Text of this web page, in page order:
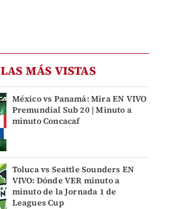
LAS MÁS VISTAS
México vs Panamá: Mira EN VIVO
Premundial Sub 20 | Minuto a
minuto Concacaf
Toluca vs Seattle Sounders EN
VIVO: Dónde VER minuto a
minuto de la Jornada 1 de
Leagues Cup